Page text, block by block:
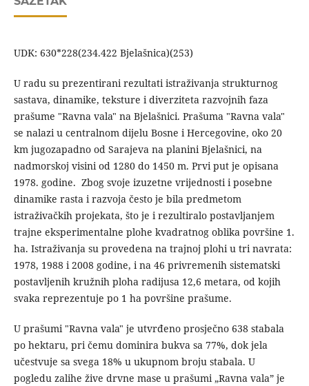
UDK: 630*228(234.422 Bjelašnica)(253)
U radu su prezentirani rezultati istraživanja strukturnog
sastava, dinamike, teksture i diverziteta razvojnih faza
prašume "Ravna vala" na Bjelašnici. Prašuma "Ravna vala"
se nalazi u centralnom dijelu Bosne i Hercegovine, oko 20
km jugozapadno od Sarajeva na planini Bjelašnici, na
nadmorskoj visini od 1280 do 1450 m. Prvi put je opisana
1978. godine. Zbog svoje izuzetne vrijednosti i posebne
dinamike rasta i razvoja često je bila predmetom
istraživačkih projekata, što je i rezultiralo postavljanjem
trajne eksperimentalne plohe kvadratnog oblika površine 1.
ha. Istraživanja su provedena na trajnoj plohi u tri navrata:
1978, 1988 i 2008 godine, i na 46 privremenih sistematski
postavljenih kružnih ploha radijusa 12,6 metara, od kojih
svaka reprezentuje po 1 ha površine prašume.
U prašumi "Ravna vala" je utvrđeno prosječno 638 stabala
po hektaru, pri čemu dominira bukva sa 77%, dok jela
učestvuje sa svega 18% u ukupnom broju stabala. U
pogledu zalihe žive drvne mase u prašumi „Ravna vala” je